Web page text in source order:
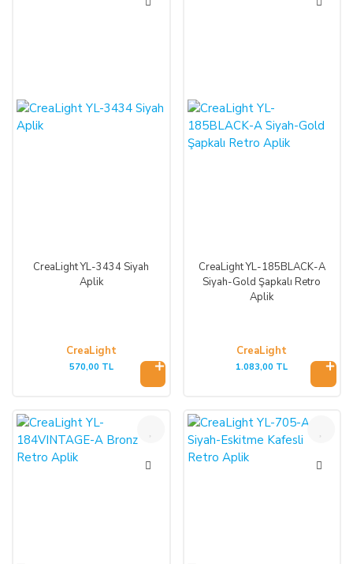
CreaLight YL-3434 Siyah
Aplik
CreaLight
570,00 TL
CreaLight YL-185BLACK-A
Siyah-Gold Şapkalı Retro
Aplik
CreaLight
1.083,00 TL